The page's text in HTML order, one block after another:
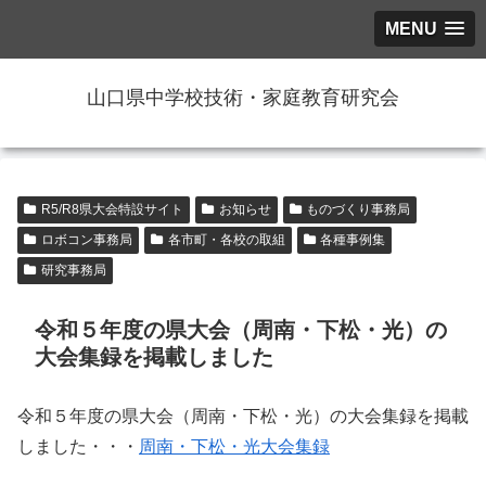
MENU
山口県中学校技術・家庭教育研究会
R5/R8県大会特設サイト お知らせ
ものづくり事務局
ロボコン事務局
各市町・各校の取組
各種事例集
研究事務局
令和５年度の県大会（周南・下松・光）の
大会集録を掲載しました
令和５年度の県大会（周南・下松・光）の大会集録を掲載
しました・・・ 周南・下松・光大会集録